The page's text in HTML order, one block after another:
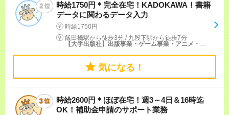
時給1750円＊完全在宅！KADOKAWA！書籍
データに関わるデータ入力
時給1750円
飯田橋駅から徒歩3分 / 九段下駅から徒歩7分
【大手出版社】出版事業・ゲーム事業・アニメ・映像事業
気になる！
時給2600円＊ほぼ在宅！週3～4日＆16時迄
OK！補助金申請のサポート業務